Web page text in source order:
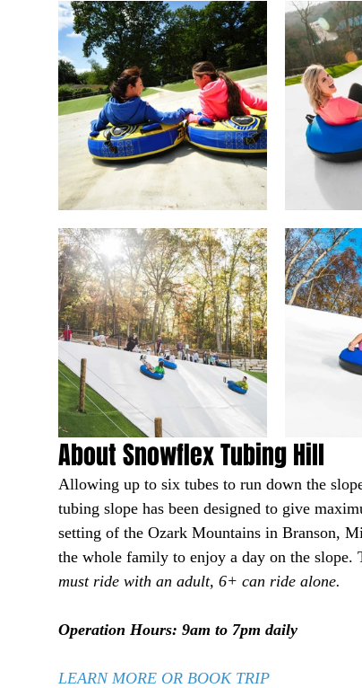
About Snowflex Tubing Hill
Allowing up to six tubes to run down the
tubing slope has been designed to give
setting of the Ozark Mountains in Branson,
the whole family to enjoy a day on the
must ride with an adult, 6+ can ride alone.
Operation Hours: 9am to 7pm daily
LEARN MORE OR BOOK TRIP